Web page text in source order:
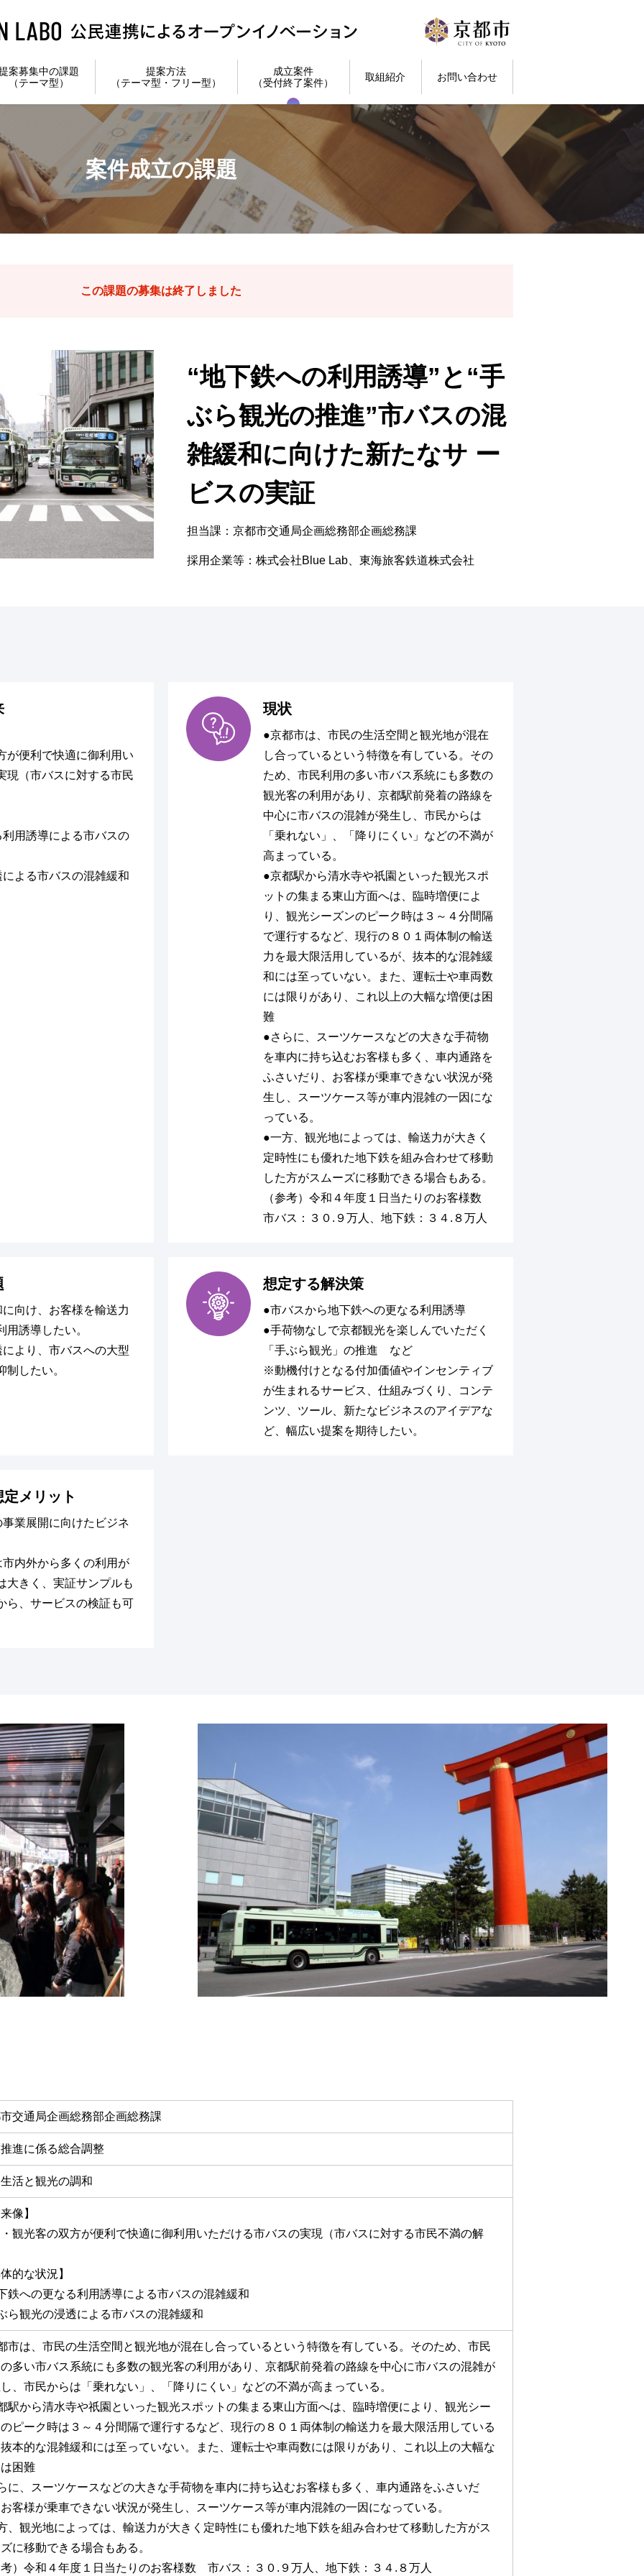
案募集中の課題
（テーマ型）
提案方法
（テーマ型・フリー型）
成立案件
（受付終了案件）
取組紹介 お問い合わせ
案件成立の課題
この課題の募集は終了しました
“地下鉄への利用誘導”と“手
ぶら観光の推進”市バスの混
雑緩和に向けた新たなサ ー
ビスの実証
担当課：京都市交通局企画総務部企画総務課
採用企業等：株式会社Blue Lab、東海旅客鉄道株式会社
が便利で快適に御利用い
現（市バスに対する市民
用誘導による市バスの
よる市バスの混雑緩和
現状
●京都市は、市民の生活空間と観光地が混在
し合っているという特徴を有している。その
ため、市民利用の多い市バス系統にも多数の
観光客の利用があり、京都駅前発着の路線を
中心に市バスの混雑が発生し、市民からは
「乗れない」、「降りにくい」などの不満が
高まっている。
●京都駅から清水寺や祇園といった観光スポ
ットの集まる東山方面へは、臨時増便によ
り、観光シーズンのピーク時は３～４分間隔
で運行するなど、現行の８０１両体制の輸送
力を最大限活用しているが、抜本的な混雑緩
和には至っていない。また、運転士や車両数
には限りがあり、これ以上の大幅な増便は困
難
●さらに、スーツケースなどの大きな手荷物
を車内に持ち込むお客様も多く、車内通路を
ふさいだり、お客様が乗車できない状況が発
生し、スーツケース等が車内混雑の一因にな
っている。
●一方、観光地によっては、輸送力が大きく
定時性にも優れた地下鉄を組み合わせて移動
した方がスムーズに移動できる場合もある。
（参考）令和４年度１日当たりのお客様数
市バス：３０.９万人、地下鉄：３４.８万人
向け、お客様を輸送力
用誘導したい。
より、市バスへの大型
制したい。
想定する解決策
●市バスから地下鉄への更なる利用誘導
●手荷物なしで京都観光を楽しんでいただく
「手ぶら観光」の推進 など
※動機付けとなる付加価値やインセンティブ
が生まれるサービス、仕組みづくり、コンテ
ンツ、ツール、新たなビジネスのアイデアな
ど、幅広い提案を期待したい。
メリット
業展開に向けたビジネ
内外から多くの利用が
大きく、実証サンプルも
ら、サービスの検証も可
交通局企画総務部企画総務課
進に係る総合調整
活と観光の調和
像】
観光客の双方が便利で快適に御利用いただける市バスの実現（市バスに対する市民不満の解
的な状況】
鉄への更なる利用誘導による市バスの混雑緩和
ら観光の浸透による市バスの混雑緩和
市は、市民の生活空間と観光地が混在し合っているという特徴を有している。そのため、市民
多い市バス系統にも多数の観光客の利用があり、京都駅前発着の路線を中心に市バスの混雑が
、市民からは「乗れない」、「降りにくい」などの不満が高まっている。
駅から清水寺や祇園といった観光スポットの集まる東山方面へは、臨時増便により、観光シー
ピーク時は３～４分間隔で運行するなど、現行の８０１両体制の輸送力を最大限活用している
本的な混雑緩和には至っていない。また、運転士や車両数には限りがあり、これ以上の大幅な
困難
に、スーツケースなどの大きな手荷物を車内に持ち込むお客様も多く、車内通路をふさいだ
客様が乗車できない状況が発生し、スーツケース等が車内混雑の一因になっている。
、観光地によっては、輸送力が大きく定時性にも優れた地下鉄を組み合わせて移動した方がス
に移動できる場合もある。
）令和４年度１日当たりのお客様数 市バス：３０.９万人、地下鉄：３４.８万人